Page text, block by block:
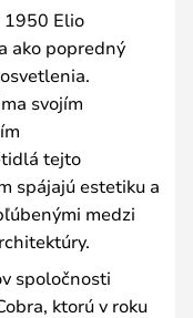
1950 Elio
ako popredný
svojím
tejto
spájajú estetiku a
medzi
spoločnosti
ktorú v roku